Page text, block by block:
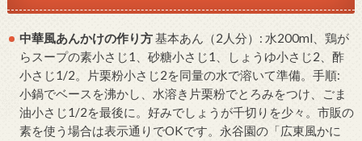
中華風あんかけの作り方基本あん（2人分）: 水200ml、鶏が
らスープの素小さじ1、砂糖小さじ1、しょうゆ小さじ2、酢
小さじ1/2。片栗粉小さじ2を同量の水で溶いて準備。手順:
小鍋でベースを沸かし、水溶き片栗粉でとろみをつけ、ごま
油小さじ1/2を最後に。好みでしょうが千切りを少々。市販の
素を使う場合は表示通りでOKです。永谷園の「広東風かに